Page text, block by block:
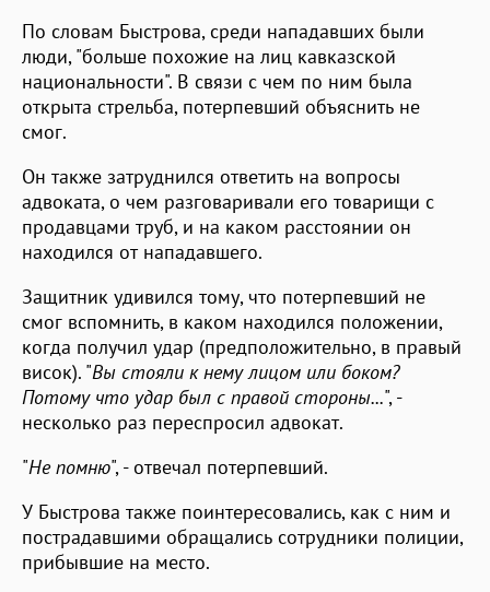
По словам Быстрова, среди нападавших были
люди, "больше похожие на лиц кавказской
национальности". В связи с чем по ним была
открыта стрельба, потерпевший объяснить не
смог.
Он также затруднился ответить на вопросы
адвоката, о чем разговаривали его товарищи с
продавцами труб, и на каком расстоянии он
находился от нападавшего.
Защитник удивился тому, что потерпевший не
смог вспомнить, в каком находился положении,
когда получил удар (предположительно, в правый
висок). "Вы стояли к нему лицом или боком?
Потому что удар был с правой стороны...", -
несколько раз переспросил адвокат.
"Не помню", - отвечал потерпевший.
У Быстрова также поинтересовались, как с ним и
пострадавшими обращались сотрудники полиции,
прибывшие на место.